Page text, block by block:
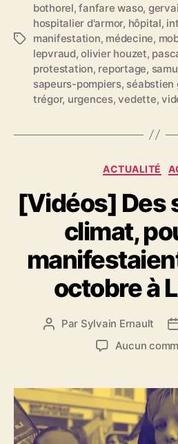
É
bothorel,fanfare waso,
hospitalier d'armor, hôpital,
manifestation, médecine,
lepvraud,olivier houzet,
protestation, reportage, samu
sapeurs-pompiers, séabstien
trégor, urgences,vedette,
C
t
é
g
o
r
i
e
ACTUALITÉ
[Vidéos] Des
climat,
octobre à
A
u
r
d
e
Par Sylvain Ernault
e
l
’
Aucun